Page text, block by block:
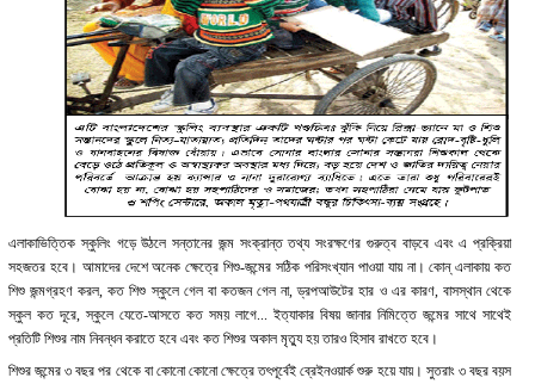
এলাকাভিত্তিক স্কুলিং গড়ে উঠলে সন্তানের জন্ম সংক্রান্ত তথ্য সংরক্ষণের গুরুত্ব বাড়বে এবং এ প্রক্রিয়া
সহজতর হবে। আমাদের দেশে অনেক ক্ষেত্রে শিশু-জন্মের সঠিক পরিসংখ্যান পাওয়া যায় না। কোন্ এলাকায় কত
শিশু জন্মগ্রহণ করল, কত শিশু স্কুলে গেল বা কতজন গেল না, ড্রপআউটের হার ও এর কারণ, বাসস্থান থেকে
স্কুল কত দূরে, স্কুলে যেতে-আসতে কত সময় লাগে... ইত্যাকার বিষয় জানার নিমিত্তে জন্মের সাথে সাথেই
প্রতিটি শিশুর নাম নিবন্ধন করাতে হবে এবং কত শিশুর অকাল মৃত্যু হয় তারও হিসাব রাখতে হবে।
শিশুর জন্মের ৩ বছর পর থেকে বা কোনো কোনো ক্ষেত্রে তৎপূর্বেই ব্রেইনওয়ার্ক শুরু হয়ে যায়। সুতরাং ৩ বছর বয়স